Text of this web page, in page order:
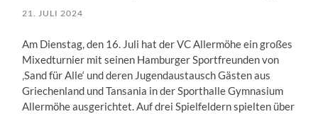
21. JULI 2024
Am Dienstag, den 16. Juli hat der VC Allermöhe ein großes
Mixedturnier mit seinen Hamburger Sportfreunden von
‚Sand für Alle‘ und deren Jugendaustausch Gästen aus
Griechenland und Tansania in der Sporthalle Gymnasium
Allermöhe ausgerichtet. Auf drei Spielfeldern spielten über